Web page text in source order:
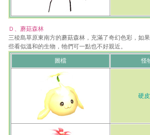
Ｄ、蘑菇森林
三稜島草原東南方的蘑菇森林，充滿了奇幻色彩，如
些看似溫和的生物，牠們可一點也不好親近。
圖檔 怪
硬